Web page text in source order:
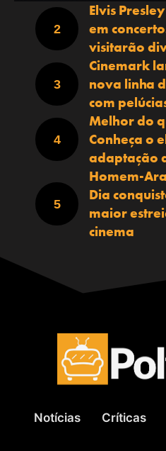
Elvis
em
visitarão
Cinemark
nova linha
com
Melhor do
Conheça o
adaptação
Homem-
Dia
maior
cinema
Notícias Críticas